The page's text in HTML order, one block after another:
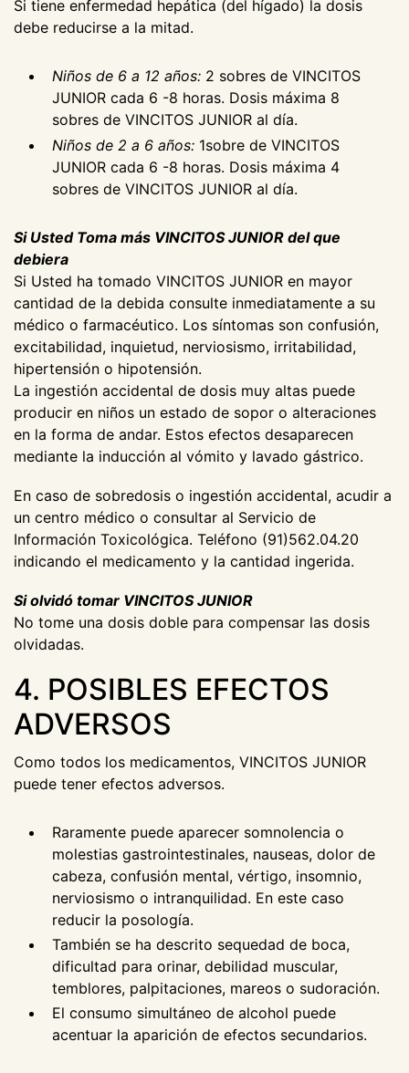
Si tiene enfermedad hepática (del hígado) la dosis
debe reducirse a la mitad.
Niños de 6 a 12 años: 2 sobres de VINCITOS
JUNIOR cada 6 -8 horas. Dosis máxima 8
sobres de VINCITOS JUNIOR al día.
Niños de 2 a 6 años: 1sobre de VINCITOS
JUNIOR cada 6 -8 horas. Dosis máxima 4
sobres de VINCITOS JUNIOR al día.
Si Usted Toma más VINCITOS JUNIOR del que
debiera
Si Usted ha tomado VINCITOS JUNIOR en mayor
cantidad de la debida consulte inmediatamente a su
médico o farmacéutico. Los síntomas son confusión,
excitabilidad, inquietud, nerviosismo, irritabilidad,
hipertensión o hipotensión.
La ingestión accidental de dosis muy altas puede
producir en niños un estado de sopor o alteraciones
en la forma de andar. Estos efectos desaparecen
mediante la inducción al vómito y lavado gástrico.
En caso de sobredosis o ingestión accidental, acudir a
un centro médico o consultar al Servicio de
Información Toxicológica. Teléfono (91)562.04.20
indicando el medicamento y la cantidad ingerida.
Si olvidó tomar VINCITOS JUNIOR
No tome una dosis doble para compensar las dosis
olvidadas.
4. POSIBLES EFECTOS
ADVERSOS
Como todos los medicamentos, VINCITOS JUNIOR
puede tener efectos adversos.
Raramente puede aparecer somnolencia o
molestias gastrointestinales, nauseas, dolor de
cabeza, confusión mental, vértigo, insomnio,
nerviosismo o intranquilidad. En este caso
reducir la posología.
También se ha descrito sequedad de boca,
dificultad para orinar, debilidad muscular,
temblores, palpitaciones, mareos o sudoración.
El consumo simultáneo de alcohol puede
acentuar la aparición de efectos secundarios.